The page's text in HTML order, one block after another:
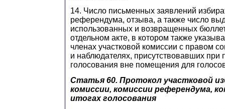
14. Число письменных заявлений
референдума, отзыва, а также число
использованных и возвращенных
отдельном акте, в котором также
членах участковой комиссии с правом
и наблюдателях, присутствовавших при
голосования вне помещения для
Статья 60. Протокол участковой
комиссии, комиссии референдума,
итогах голосования